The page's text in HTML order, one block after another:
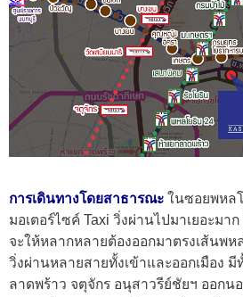
การเดินทางโดยสาธารณะ ในซอยพหล
มอเตอร์ไซค์ Taxi วิ่งผ่านไปมาเยอะมา
จะให้หลากหลายต้องออกมาตรงเส้นพห
วิ่งผ่านหลายสายทั้งเข้าและออกเมือง มี
ลาดพร้าว จตุจักร อนุสาวรีย์ชัยฯ ออกนอ